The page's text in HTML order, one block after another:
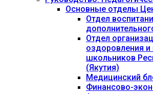
Основные отделы
Отдел
Отдел
оздоровления и
школьников
(Якутия)
Медицинский
Финансово-